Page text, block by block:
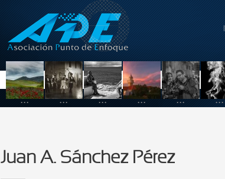
... ... ... ... ... ...
Juan A. Sánchez Pérez